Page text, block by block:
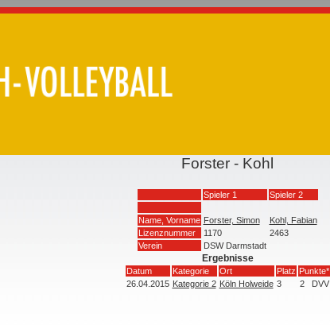
Forster - Kohl
Spieler 1 Spieler 2
Name, Vorname Forster, Simon
Kohl, Fabian
Lizenznummer
1170
2463
Verein
DSW Darmstadt
Ergebnisse
Datum Kategorie Ort Platz Punkte*
26.04.2015 Kategorie 2 Köln Holweide 3 2 DVV